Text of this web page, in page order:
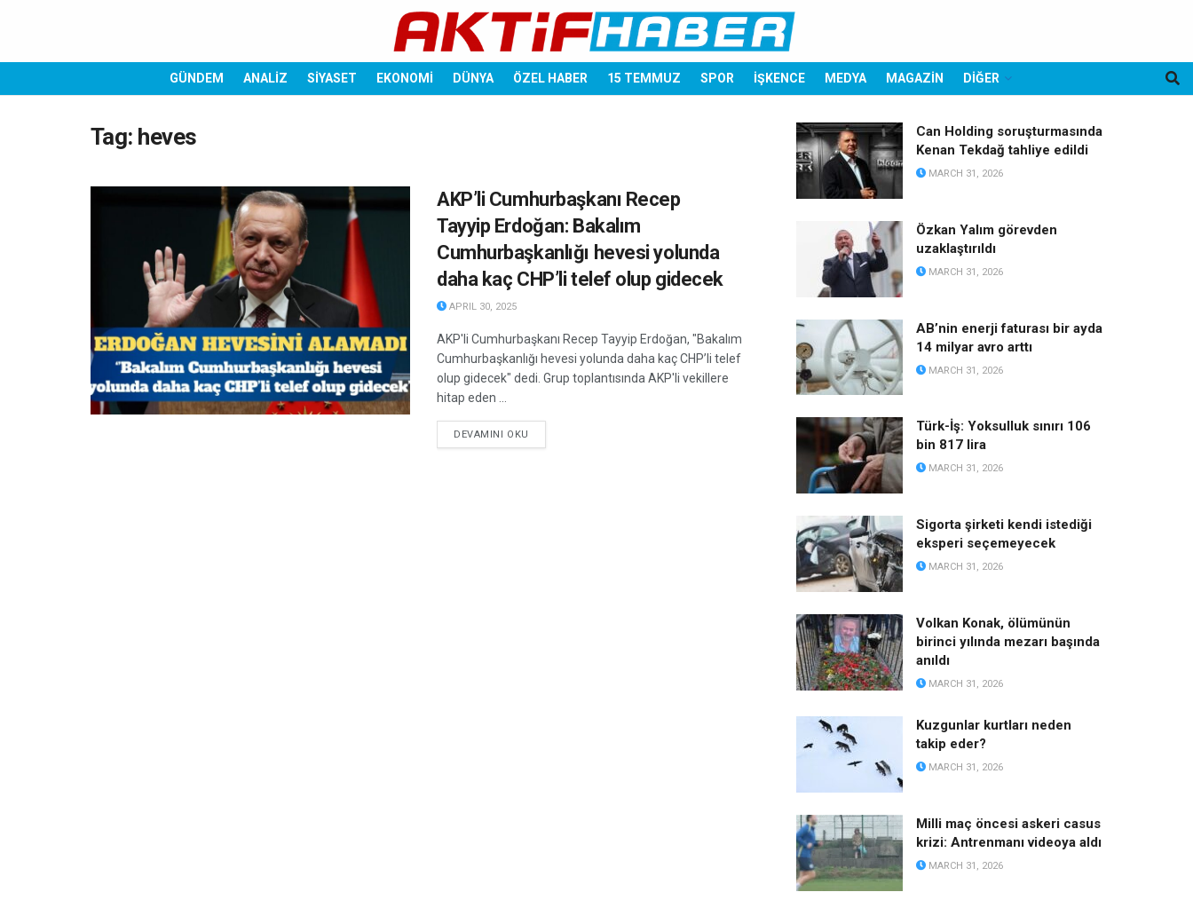
GÜNDEM ANALİZ SİYASET EKONOMİ DÜNYA ÖZEL HABER 15 TEMMUZ SPOR İŞKENCE MEDYA MAGAZİN DİĞER
Tag: heves
AKP’li Cumhurbaşkanı Recep
Tayyip Erdoğan: Bakalım
Cumhurbaşkanlığı hevesi yolunda
daha kaç CHP’li telef olup gidecek
APRIL 30, 2025
AKP'li Cumhurbaşkanı Recep Tayyip Erdoğan, "Bakalım
Cumhurbaşkanlığı hevesi yolunda daha kaç CHP’li telef
olup gidecek" dedi. Grup toplantısında AKP'li vekillere
hitap eden ...
DEVAMINI OKU
Can Holding soruşturmasında
Kenan Tekdağ tahliye edildi
MARCH 31, 2026
Özkan Yalım görevden
uzaklaştırıldı
MARCH 31, 2026
AB’nin enerji faturası bir ayda
14 milyar avro arttı
MARCH 31, 2026
Türk-İş: Yoksulluk sınırı 106
bin 817 lira
MARCH 31, 2026
Sigorta şirketi kendi istediği
eksperi seçemeyecek
MARCH 31, 2026
Volkan Konak, ölümünün
birinci yılında mezarı başında
anıldı
MARCH 31, 2026
Kuzgunlar kurtları neden
takip eder?
MARCH 31, 2026
Milli maç öncesi askeri casus
krizi: Antrenmanı videoya aldı
MARCH 31, 2026